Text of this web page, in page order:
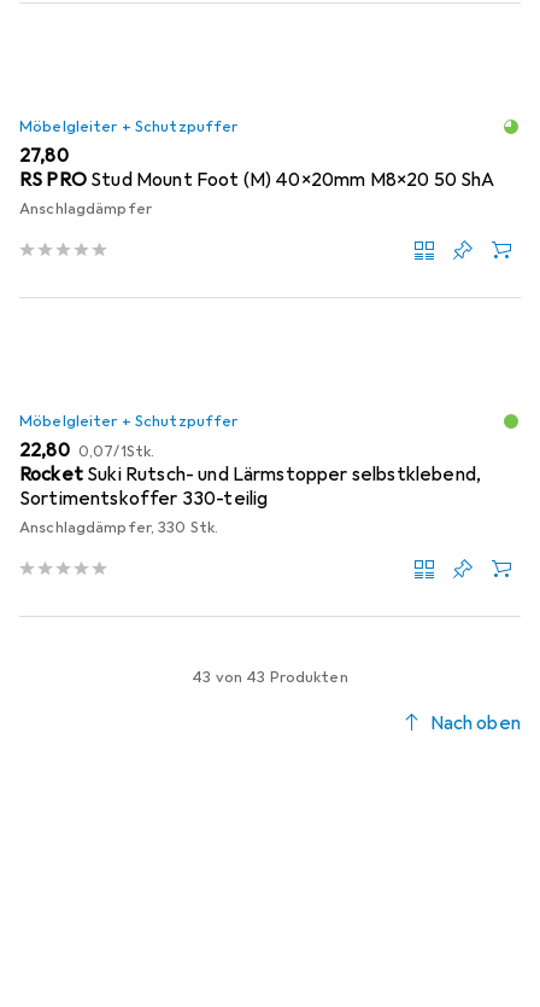
Möbelgleiter + Schutzpuffer
EUR
27,80
RS PRO Stud Mount Foot (M) 40x20mm M8x20 50 ShA
Anschlagdämpfer
Möbelgleiter + Schutzpuffer
EUR
22,80 EUR
0,07/1Stk.
Rocket Suki Rutsch- und Lärmstopper selbstklebend,
Sortimentskoffer 330-teilig
Anschlagdämpfer, 330 Stk.
43 von 43 Produkten
Nach oben